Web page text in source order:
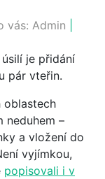
vás: Admin
je přidání
pár vteřin.
oblastech
neduhem –
a vložení do
vyjímkou,
popisovali i v